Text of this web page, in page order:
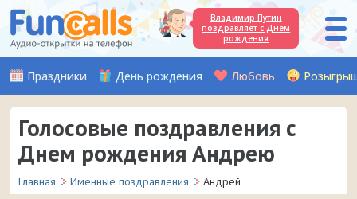
Владимир Путин
поздравляет с Днем
рождения
Праздники День рождения Любовь
Голосовые поздравления с
Днем рождения Андрею
Главная Именные поздравления Андрей